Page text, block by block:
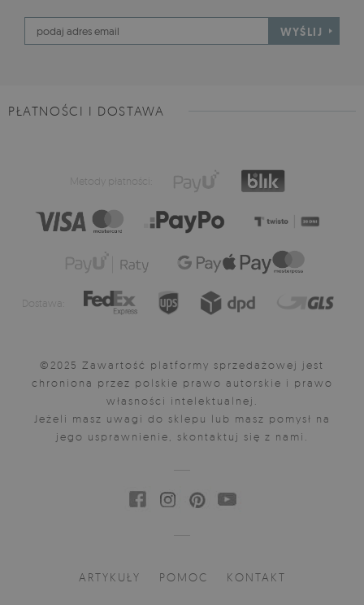
WYŚLIJ
PŁATNOŚCI I DOSTAWA
Metody płatności:
Dostawa:
©2025 Zawartość platformy sprzedażowej jest
chroniona przez polskie prawo autorskie i prawo
własności intelektualnej.
Jeżeli masz uwagi do sklepu lub masz pomysł na
jego usprawnienie, skontaktuj się z nami.
ARTYKUŁY POMOC KONTAKT